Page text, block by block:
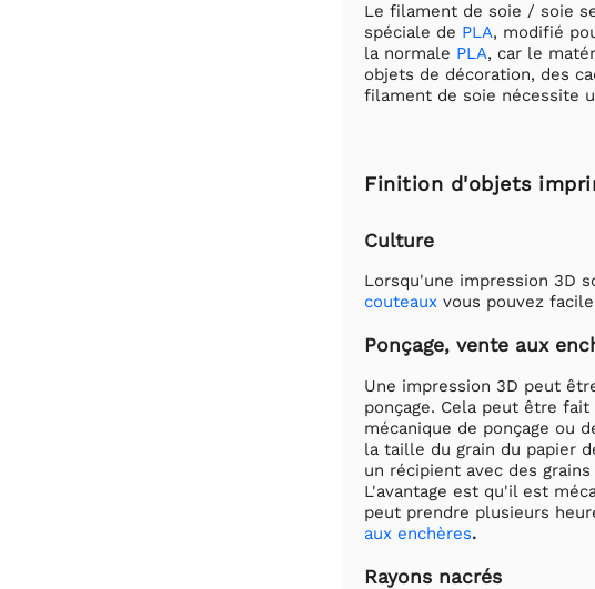
Le filament de soie / soie
spéciale de PLA, modifié
la normale PLA, car le
objets de décoration, des
filament de soie nécessite
Finition d'objets
Culture
Lorsqu'une impression 3D
couteaux vous pouvez
Ponçage, vente aux
Une impression 3D peut
ponçage. Cela peut être
mécanique de ponçage ou
la taille du grain du papier
un récipient avec des
L'avantage est qu'il est
peut prendre plusieurs
aux enchères.
Rayons nacrés